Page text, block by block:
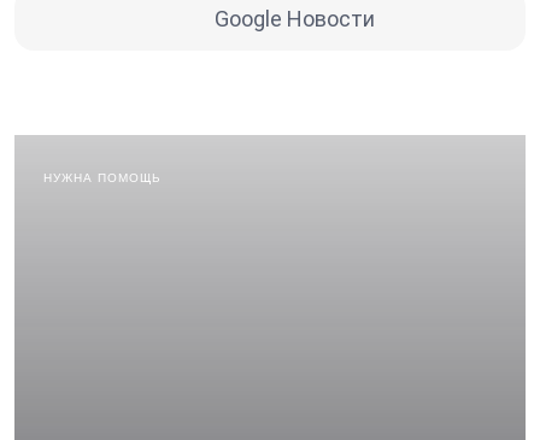
Google Новости
НУЖНА ПОМОЩЬ